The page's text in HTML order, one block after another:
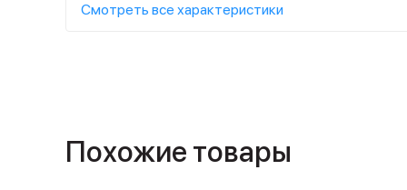
Смотреть все характеристики
Похожие товары